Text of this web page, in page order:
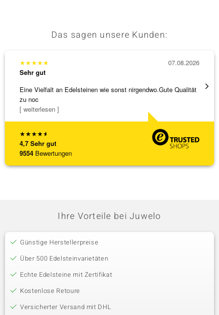
Das sagen unsere Kunden:
★★★★★
4,7 Sehr gut
9554 Bewertungen
★★★★★
Sehr gut
Eine Vielfalt an Edelsteinen wie sonst nirgendwo.Gute Qualität
zu noc
[ weiterlesen ]
07.08.2026
Alles
Ihre Vorteile bei Juwelo
Günstige Herstellerpreise
Über 500 Edelsteinvarietäten
Echte Edelsteine mit Zertifikat
Kostenlose Retoure
Versicherter Versand mit DHL